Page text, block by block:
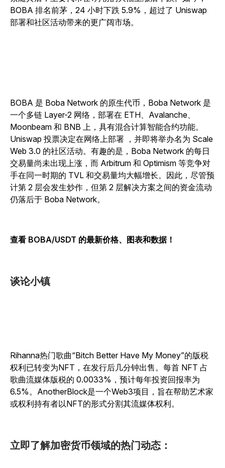
BOBA 排名前茅，24 小时下跌 5.9%，超过了 Uniswap
部署和社区活动带来的更广阔市场。
BOBA 是 Boba Network 的原生代币，Boba Network 是
一个多链 Layer-2 网络，部署在 ETH、Avalanche、
Moonbeam 和 BNB 上，具有混合计算智能合约功能。
Uniswap 投票决定在网络上部署 ，并即将举办名为 Scale
Web 3.0 的社区活动。有趣的是，Boba Network 的每日
交易量尚未出现上涨，而 Arbitrum 和 Optimism 等竞争对
手在同一时期的 TVL 和交易量均大幅增长。因此，尽管预
计第 2 层会发生炒作，但第 2 层解决方案之间的资金流动
仍落后于 Boba Network。
查看 BOBA/USDT 的最新价格、图表和数据！
谈论小镇
Rihanna热门歌曲“Bitch Better Have My Money”的版税
权利已转变为NFT，在发行后几分钟出售。每首 NFT 占
歌曲流媒体版税的 0.0033%，预计每年投资回报率为
6.5%。AnotherBlock是一个Web3项目，旨在帮助艺术家
或权利持有者以NFT的形式分割其流媒体权利。
立即了解加密货币领域的热门动态：